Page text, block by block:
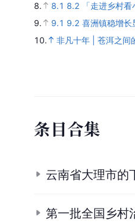
8.
8.1 8.2
「走进乡村
9.
9.1 9.2 喜洲镇稳增长
10.
非凡十年 | 苍洱之
条目合集
云南省大理市的
第一批全国乡村